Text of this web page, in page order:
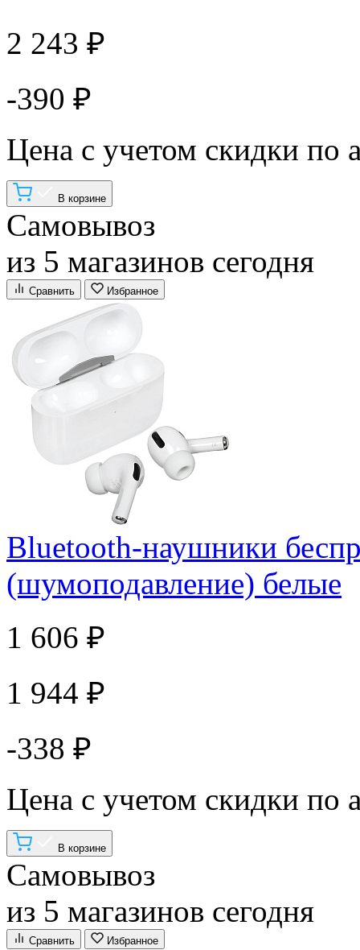
2 243 ₽
-390 ₽
Цена с учетом скидки по
В корзине
Самовывоз
из 5 магазинов сегодня
Сравнить Избранное
Bluetooth-наушники
(шумоподавление) белые
1 606 ₽
1 944 ₽
-338 ₽
Цена с учетом скидки по
В корзине
Самовывоз
из 5 магазинов сегодня
Сравнить Избранное